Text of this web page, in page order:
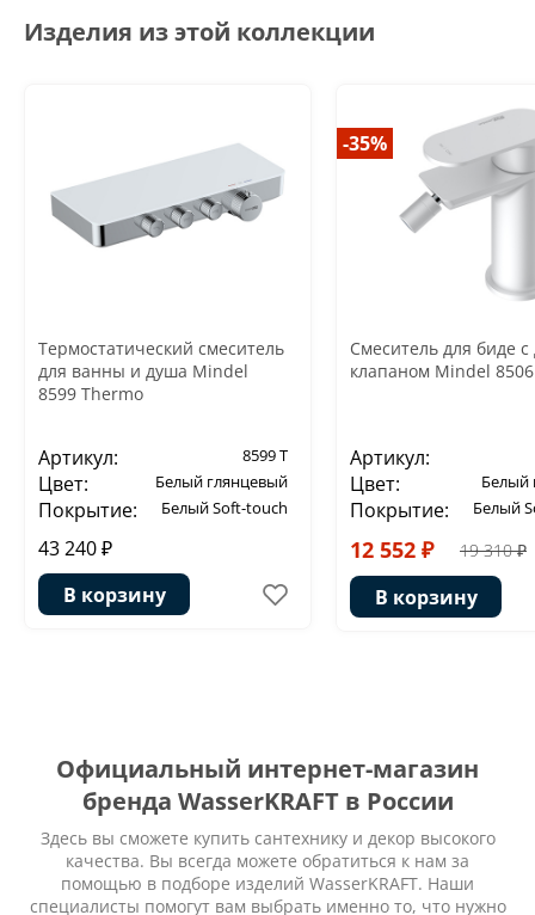
Изделия из этой коллекции
Термостатический смеситель
для ванны и душа Mindel
8599 Thermo
Артикул: 8599 T
Цвет: Белый глянцевый
Покрытие: Белый Soft-touch
43 240 ₽
В корзину
-35%
Смеситель для биде
клапаном Mindel 8506
Артикул:
Цвет:
Белый
Покрытие: Белый
12 552 ₽ 19 310 ₽
В корзину
Официальный интернет-магазин
бренда WasserKRAFT в России
Здесь вы сможете купить сантехнику и декор высокого
качества. Вы всегда можете обратиться к нам за
помощью в подборе изделий WasserKRAFT. Наши
специалисты помогут вам выбрать именно то, что нужно